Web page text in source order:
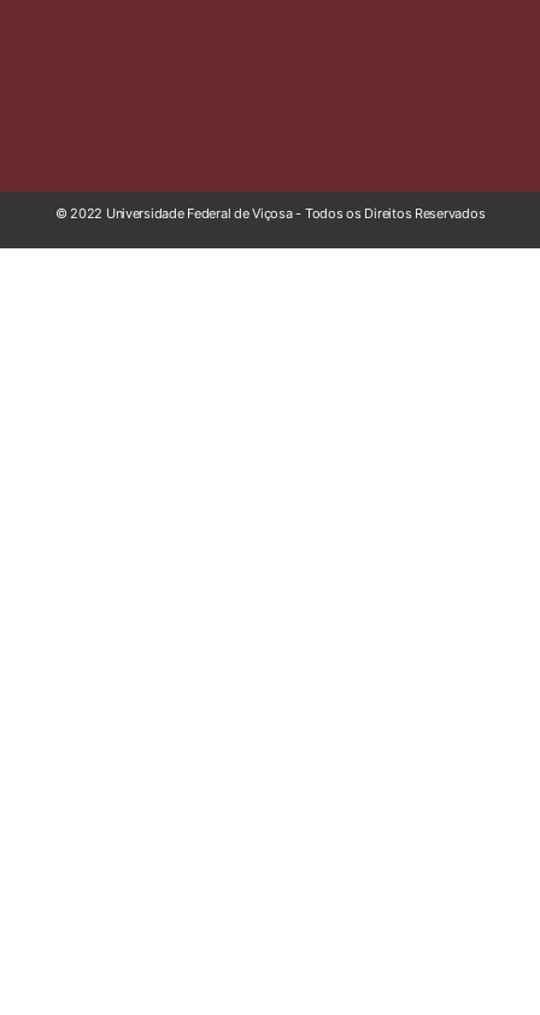
© 2022 Universidade Federal de Viçosa - Todos os Direitos Reservados